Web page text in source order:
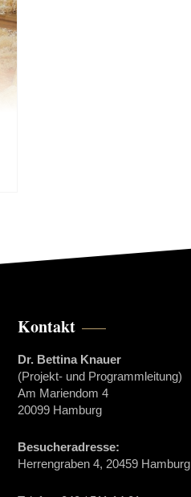
Kontakt
Dr. Bettina Knauer
(Projekt- und Programmleitung)
Am Mariendom 4
20099 Hamburg
Besucheradresse:
Herrengraben 4, 20459 Hamburg